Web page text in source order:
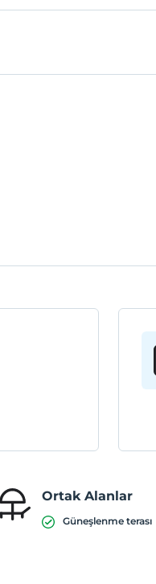
Ortak Alanlar
Güneşlenme terası